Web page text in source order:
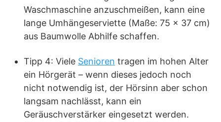
Waschmaschine anzuschmeißen, kann eine
lange Umhängeserviette (Maße: 75 x 37 cm)
aus Baumwolle Abhilfe schaffen.
Tipp 4: Viele Senioren tragen im hohen Alter
ein Hörgerät – wenn dieses jedoch noch
nicht notwendig ist, der Hörsinn aber schon
langsam nachlässt, kann ein
Geräuschverstärker eingesetzt werden.